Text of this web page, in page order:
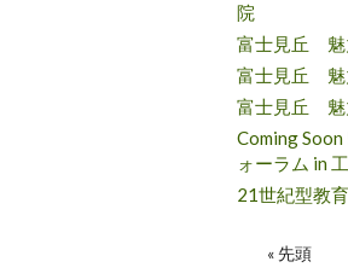
院
富士見丘 魅
富士見丘 魅
富士見丘 魅
Coming
ォーラム in
21世紀型教
ページ
« 先頭